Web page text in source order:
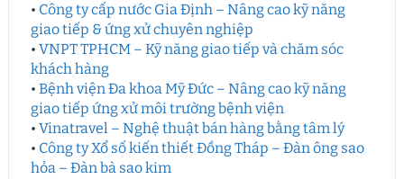
• Công ty cấp nước Gia Định – Nâng cao kỹ năng
giao tiếp & ứng xử chuyên nghiệp
• VNPT TPHCM – Kỹ năng giao tiếp và chăm sóc
khách hàng
• Bệnh viện Đa khoa Mỹ Đức – Nâng cao kỹ năng
giao tiếp ứng xử môi trường bệnh viện
• Vinatravel – Nghệ thuật bán hàng bằng tâm lý
• Công ty Xổ số kiến thiết Đồng Tháp – Đàn ông sao
hỏa – Đàn bà sao kim